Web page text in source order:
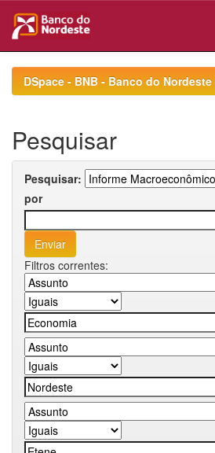
navigationDSpace - BNB - Banco do
Pesquisar
Pesquisar:
por
Filtros correntes: